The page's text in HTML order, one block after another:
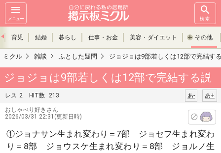
メニュー 検索
育児 結婚 暮らし 仕事・お金 美容・ダイエット その他
ミクル 雑談 ふとした疑問 ジョジョは9部若しくは12部で完結す
ジョジョは9部若しくは12部で完結する説
レス 2 HIT数 213 あ+
あ-
おしゃべり好きさん
2026/03/31 22:31(更新日時)
①ジョナサン生まれ変わり＝7部 ジョセフ生まれ変わ
り＝8部 ジョウスケ生まれ変わり＝8部 ジョルノ生